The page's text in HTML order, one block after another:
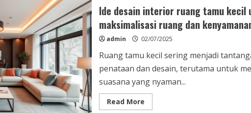
dengan
tema
rustic
untuk
hangat
alami
Ide desain interior ruang tamu kecil
maksimalisasi ruang dan
admin 02/07/2025
Ruang tamu kecil sering menjadi
penataan dan desain, terutama untuk
suasana yang nyaman...
Read MoreRead
more